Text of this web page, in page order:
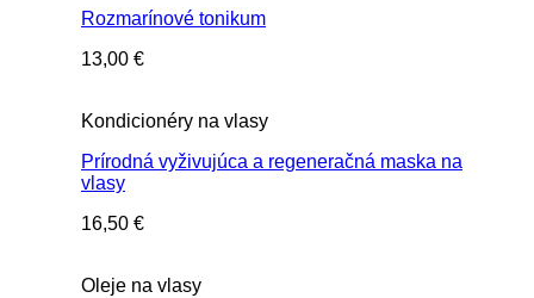
Rozmarínové tonikum
13,00 €
Kondicionéry na vlasy
Prírodná vyživujúca a regeneračná maska na
vlasy
16,50 €
Oleje na vlasy